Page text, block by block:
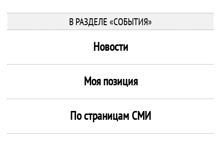
В РАЗДЕЛЕ «СОБЫТИЯ»
Новости
Моя позиция
По страницам СМИ